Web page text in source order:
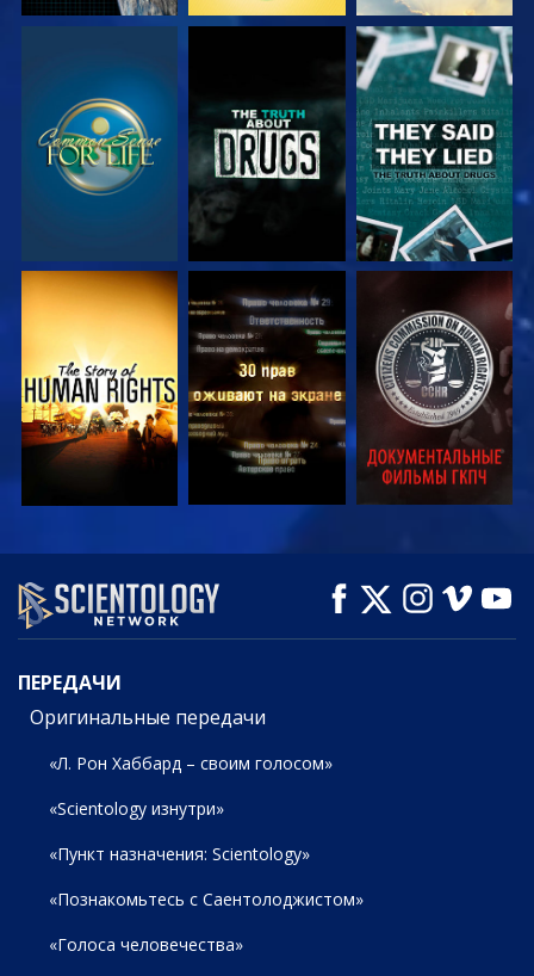
СМОТРЕТЬ СМОТРЕТЬ СМОТРЕТЬ
СМОТРЕТЬ СМОТРЕТЬ СМОТРЕТЬ
СМОТРЕТЬ СМОТРЕТЬ
СМОТРЕТЬ
ПЕРЕДАЧИ
ПЕРЕДАЧИ
Оригинальные передачи
«Л. Рон Хаббард – своим голосом»
«Scientology изнутри»
«Пункт назначения: Scientology»
«Познакомьтесь с Саентолоджистом»
«Голоса человечества»